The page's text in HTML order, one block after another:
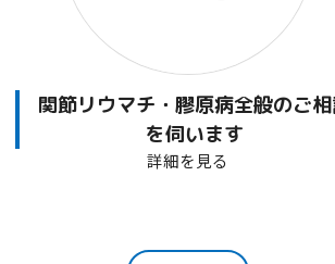
関節リウマチ・膠原病全般のご
を伺います
詳細を見る